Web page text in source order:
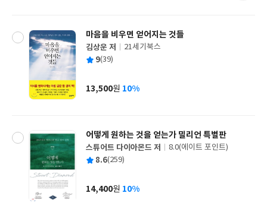
마음을 비우면 얻어지는 것들
글
쓴
김상운 저
출
사
21세기북스
평 9(39)
가
13,500원 10%
어떻게 원하는 것을 얻는가 밀리언 특별판
글
쓴
스튜어트 다이아몬드 저
출
사
8.0(에이트 포인트)
평 8.6(259)
가
14,400원 10%